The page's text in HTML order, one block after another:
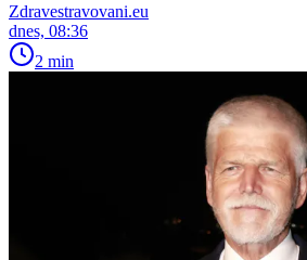
Zdravestravovani.eu
dnes, 08:36
2 min